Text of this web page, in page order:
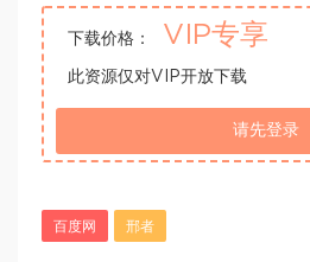
下载价格： VIP专享
此资源仅对VIP开放下载
请先登录
百度网 邢者